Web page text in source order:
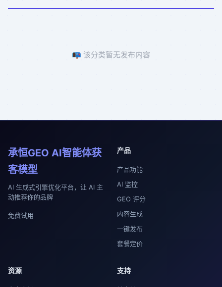
📭 该分类暂无发布内容
承恒GEO AI智能体获
客模型
AI 生成式引擎优化平台，让 AI 主
动推荐你的品牌
免费试用
产品
产品功能
AI 监控
GEO 评分
内容生成
一键发布
套餐定价
资源 支持